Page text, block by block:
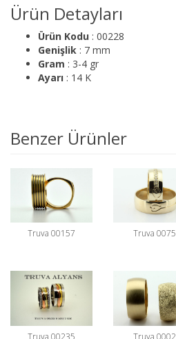
Ürün Detayları
Ürün Kodu : 00228
Genişlik : 7 mm
Gram : 3-4 gr
Ayarı : 14 K
Benzer Ürünler
Truva 00157 Truva 0075
Truva 00235 Truva 0002